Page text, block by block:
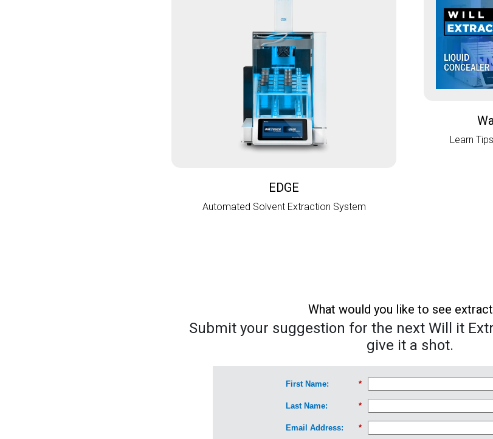
EDGE
Automated Solvent Extraction System
Learn
What would you like to see
Submit your suggestion for the next Will it
give it a shot.